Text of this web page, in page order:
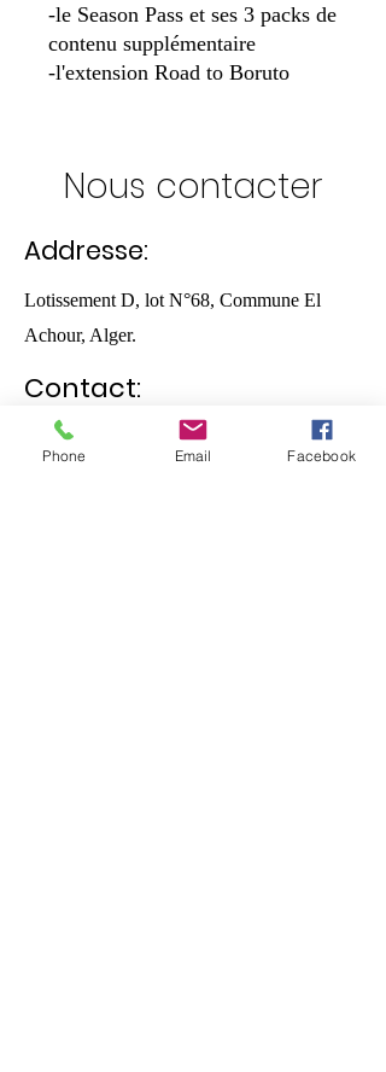
-le Season Pass et ses 3 packs de
contenu supplémentaire
-l'extension Road to Boruto
Nous contacter
Addresse:
Lotissement D, lot N°68, Commune El
Achour, Alger.
Contact:
05.55.52.28.70
Phone Email Facebook